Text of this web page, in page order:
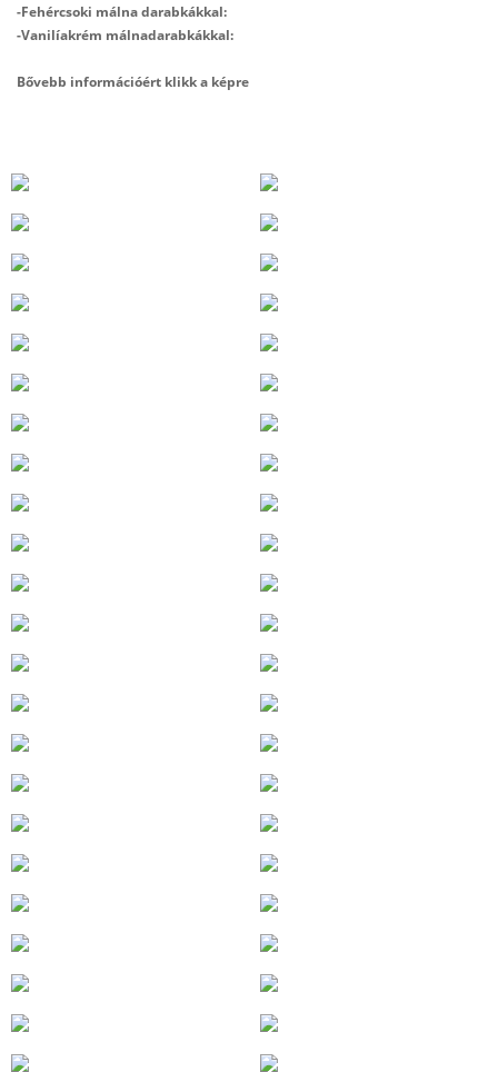
-Fehércsoki málna darabkákkal:
-Vanilíakrém málnadarabkákkal:
Bővebb információért klikk a képre